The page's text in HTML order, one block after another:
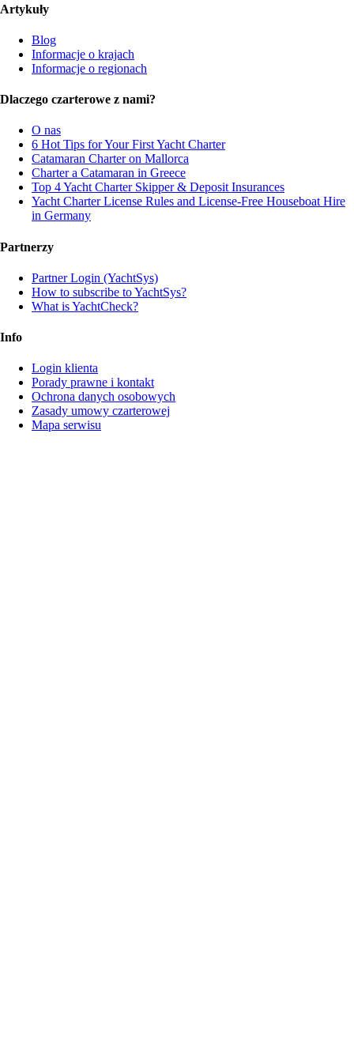
Artykuły
Blog
Informacje o krajach
Informacje o regionach
Dlaczego czarterowe z nami?
O nas
6 Hot Tips for Your First Yacht Charter
Catamaran Charter on Mallorca
Charter a Catamaran in Greece
Top 4 Yacht Charter Skipper & Deposit Insurances
Yacht Charter License Rules and License-Free Houseboat Hire
in Germany
Partnerzy
Partner Login (YachtSys)
How to subscribe to YachtSys?
What is YachtCheck?
Info
Login klienta
Porady prawne i kontakt
Ochrona danych osobowych
Zasady umowy czarterowej
Mapa serwisu